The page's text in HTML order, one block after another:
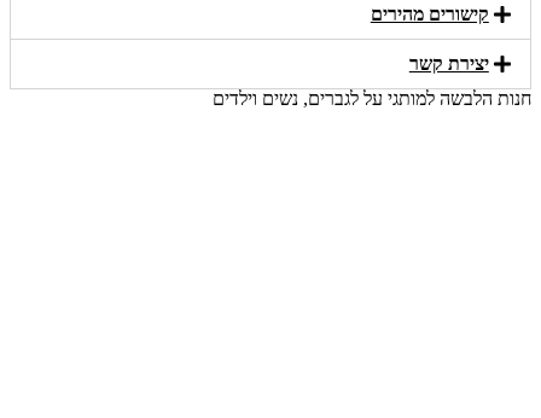
קישורים מהירים​
יצירת קשר​
חנות הלבשה למותגי על לגברים, נשים וילדים